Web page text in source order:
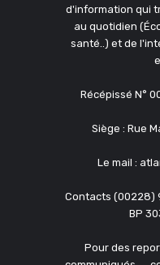
d'information qui
au quotidien
santé..) et de
Récépissé N°
Siège : Rue
Le mail :
Contacts (00228)
BP
Pour des